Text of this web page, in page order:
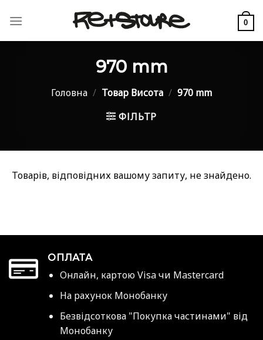
0
970 mm
Головна / Товар Висота / 970 mm
ФІЛЬТР
Товарів, відповідних вашому запиту, не знайдено.
ОПЛАТА
Онлайн, картою Visa чи Mastercard
На рахунок Монобанку
Безвідсоткова "Покупка частинами" від
Монобанку